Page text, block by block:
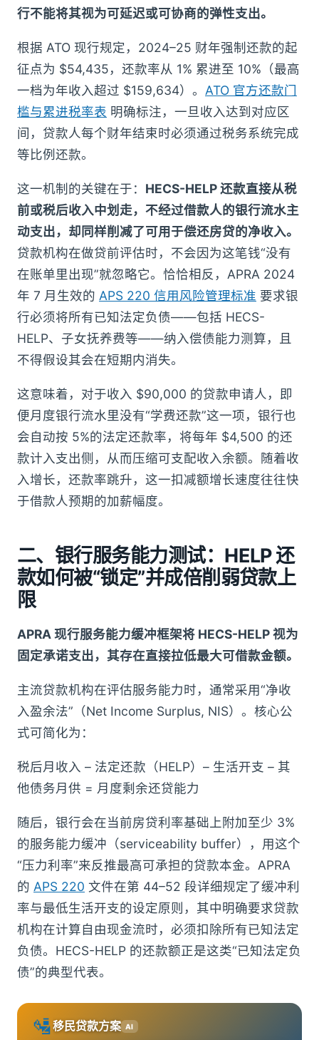
行不能将其视为可延迟或可协商的弹性支出。
根据 ATO 现行规定，2024–25 财年强制还款的起
征点为 $54,435，还款率从 1% 累进至 10%（最高
一档为年收入超过 $159,634）。 ATO 官方还款门
槛与累进税率表 明确标注，一旦收入达到对应区
间，贷款人每个财年结束时必须通过税务系统完成
等比例还款。
这一机制的关键在于： HECS-HELP 还款直接从税
前或税后收入中划走，不经过借款人的银行流水主
动支出，却同样削减了可用于偿还房贷的净收入。
贷款机构在做贷前评估时，不会因为这笔钱“没有
在账单里出现”就忽略它。恰恰相反，APRA 2024
年 7 月生效的 APS 220 信用风险管理标准 要求银
行必须将所有已知法定负债——包括 HECS-
HELP、子女抚养费等——纳入偿债能力测算，且
不得假设其会在短期内消失。
这意味着，对于收入 $90,000 的贷款申请人，即
便月度银行流水里没有“学费还款”这一项，银行也
会自动按 5%的法定还款率，将每年 $4,500 的还
款计入支出侧，从而压缩可支配收入余额。随着收
入增长，还款率跳升，这一扣减额增长速度往往快
于借款人预期的加薪幅度。
二、银行服务能力测试：HELP 还
款如何被“锁定”并成倍削弱贷款上
限
APRA 现行服务能力缓冲框架将 HECS-HELP 视为
固定承诺支出，其存在直接拉低最大可借款金额。
主流贷款机构在评估服务能力时，通常采用“净收
入盈余法”（Net Income Surplus, NIS）。核心公
式可简化为：
税后月收入 – 法定还款（HELP）– 生活开支 – 其
他债务月供 = 月度剩余还贷能力
随后，银行会在当前房贷利率基础上附加至少 3%
的服务能力缓冲（serviceability buffer），用这个
“压力利率”来反推最高可承担的贷款本金。APRA
的 APS 220 文件在第 44–52 段详细规定了缓冲利
率与最低生活开支的设定原则，其中明确要求贷款
机构在计算自由现金流时，必须扣除所有已知法定
负债。HECS-HELP 的还款额正是这类“已知法定负
债”的典型代表。
🛂移民贷款方案 AI